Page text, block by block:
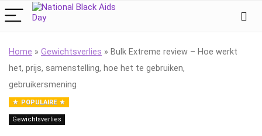
Home » Gewichtsverlies » Bulk Extreme review – Hoe werkt
het, prijs, samenstelling, hoe het te gebruiken,
gebruikersmening
POPULAIRE
Gewichtsverlies